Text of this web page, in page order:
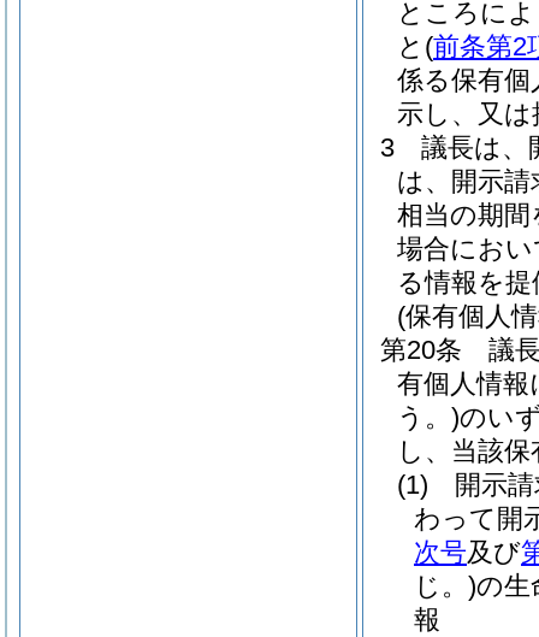
ところに
と (前条第2
係る保有
示し、又
3
議長は、
は、開示
相当の期
場合にお
る情報を
(保有個人
第20条
議
有個人情報
う。)のい
し、当該
(1)
開示
わって開
次号及び
じ。)の生
報